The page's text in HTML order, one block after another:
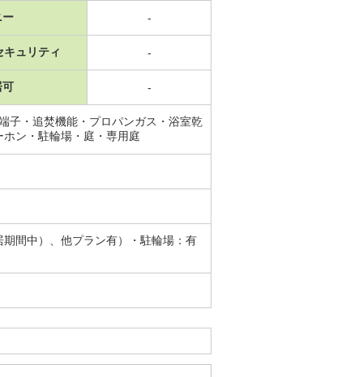
ー -
キュリティ -
可 -
子・追焚機能・プロパンガス・浴室乾
ン・駐輪場・庭・専用庭
間中）、他プラン有）・駐輪場：有